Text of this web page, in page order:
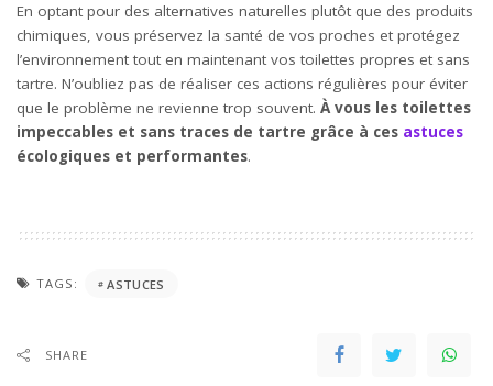
En optant pour des alternatives naturelles plutôt que des produits
chimiques, vous préservez la santé de vos proches et protégez
l’environnement tout en maintenant vos toilettes propres et sans
tartre. N’oubliez pas de réaliser ces actions régulières pour éviter
que le problème ne revienne trop souvent. À vous les toilettes
impeccables et sans traces de tartre grâce à ces astuces
écologiques et performantes.
TAGS: ASTUCES
SHARE